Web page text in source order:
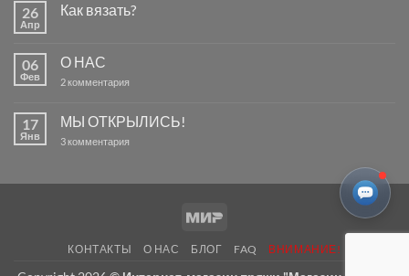
Выбрать
для
вязания.
26
Апр
Как вязать?
Как
06
Фев
О НАС
2 комментария
НАС
17
Янв
МЫ ОТКРЫЛИСЬ!
3 комментария
Mir
КОНТАКТЫ О НАС БЛОГ FAQ ВНИМАНИЕ!